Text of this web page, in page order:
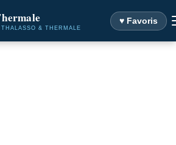
♥ Favoris